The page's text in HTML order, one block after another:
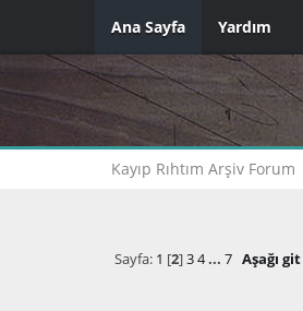
Ana Sayfa Yardım
Kayıp Rıhtım Arşiv Forum
Sayfa: 1 [2]3 4 ... 7 Aşağı git